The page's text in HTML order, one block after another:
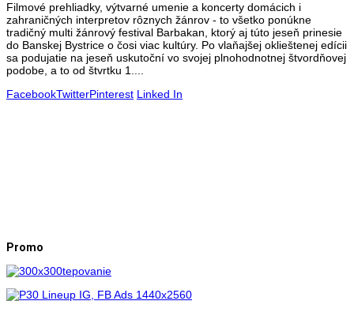
Filmové prehliadky, výtvarné umenie a koncerty domácich i
zahraničných interpretov rôznych žánrov - to všetko ponúkne
tradičný multi žánrový festival Barbakan, ktorý aj túto jeseň prinesie
do Banskej Bystrice o čosi viac kultúry. Po vlaňajšej oklieštenej edícii
sa podujatie na jeseň uskutoční vo svojej plnohodnotnej štvordňovej
podobe, a to od štvrtku 1....
FacebookTwitterPinterest Linked In
Promo